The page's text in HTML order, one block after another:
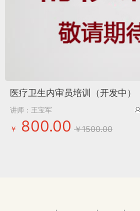
医疗卫生内审员培训（开发中）
讲师：王宝军
￥ 800.00 ￥1500.00